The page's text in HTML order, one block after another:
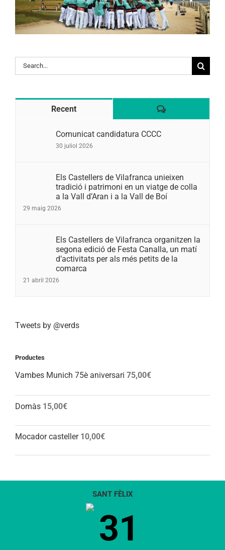
Search
for:
Recent Comentaris
Comunicat candidatura CCCC
30 juliol 2026
Els Castellers de Vilafranca unieixen
tradició i patrimoni en un viatge de colla
a la Vall d’Aran i a la Vall de Boí
29 maig 2026
Els Castellers de Vilafranca organitzen la
segona edició de Festa Canalla, un matí
d’activitats per als més petits de la
comarca
21 abril 2026
Tweets by @verds
Productes
Vambes Munich 75è aniversari 75,00€
Domàs 15,00€
Mocador casteller 10,00€
SANT FÈLIX
31